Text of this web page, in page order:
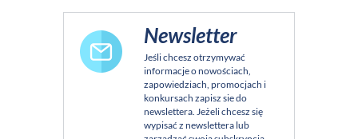
Newsletter
Jeśli chcesz otrzymywać
informacje o nowościach,
zapowiedziach, promocjach i
konkursach zapisz sie do
newslettera. Jeżeli chcesz się
wypisać z newslettera lub